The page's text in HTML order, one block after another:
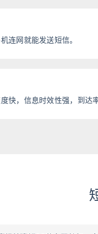
连网就能发送短信。
快，信息时效性强，到达